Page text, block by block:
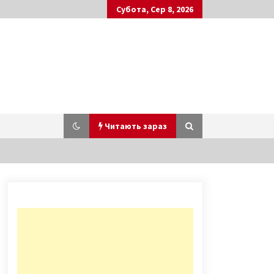
Субота, Сер 8, 2026
Читають зараз